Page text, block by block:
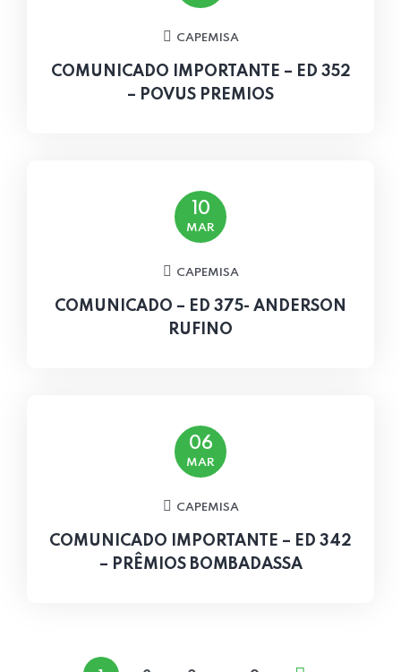
CAPEMISA
COMUNICADO IMPORTANTE – ED 352
– POVUS PREMIOS
10
MAR
CAPEMISA
COMUNICADO – ED 375- ANDERSON
RUFINO
06
MAR
CAPEMISA
COMUNICADO IMPORTANTE – ED 342
– PRÊMIOS BOMBADASSA